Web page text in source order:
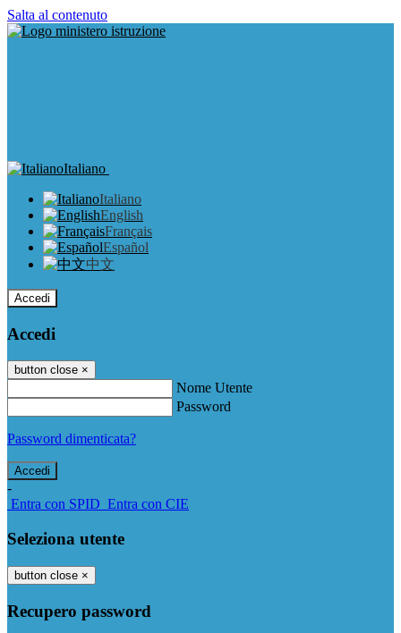
Salta al contenuto
Italiano
Italiano
English
Français
Español
中文
Accedi
Accedi
button close ×
Nome Utente
Password
Password dimenticata?
-
Entra con SPID Entra con CIE
Seleziona utente
button close ×
Recupero password